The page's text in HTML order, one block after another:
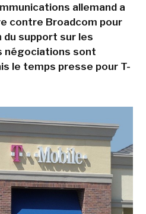
allemand a
contre Broadcom pour
support sur les
négociations sont
le temps presse pour T-